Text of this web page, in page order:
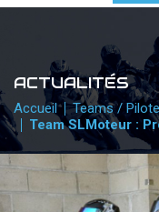
PHOTOS /
PARTENAIRES
PRESSE
ACTUALITÉS
Accueil
Teams /
Team SLMoteur :